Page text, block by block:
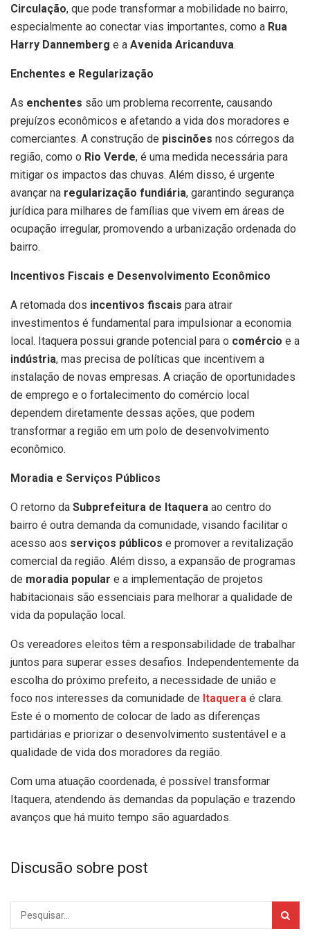
Circulação, que pode transformar a mobilidade no bairro,
especialmente ao conectar vias importantes, como a Rua
Harry Dannemberg e a Avenida Aricanduva.
Enchentes e Regularização
As enchentes são um problema recorrente, causando
prejuízos econômicos e afetando a vida dos moradores e
comerciantes. A construção de piscinões nos córregos da
região, como o Rio Verde, é uma medida necessária para
mitigar os impactos das chuvas. Além disso, é urgente
avançar na regularização fundiária, garantindo segurança
jurídica para milhares de famílias que vivem em áreas de
ocupação irregular, promovendo a urbanização ordenada do
bairro.
Incentivos Fiscais e Desenvolvimento Econômico
A retomada dos incentivos fiscais para atrair
investimentos é fundamental para impulsionar a economia
local. Itaquera possui grande potencial para o comércio e a
indústria, mas precisa de políticas que incentivem a
instalação de novas empresas. A criação de oportunidades
de emprego e o fortalecimento do comércio local
dependem diretamente dessas ações, que podem
transformar a região em um polo de desenvolvimento
econômico.
Moradia e Serviços Públicos
O retorno da Subprefeitura de Itaquera ao centro do
bairro é outra demanda da comunidade, visando facilitar o
acesso aos serviços públicos e promover a revitalização
comercial da região. Além disso, a expansão de programas
de moradia popular e a implementação de projetos
habitacionais são essenciais para melhorar a qualidade de
vida da população local.
Os vereadores eleitos têm a responsabilidade de trabalhar
juntos para superar esses desafios. Independentemente da
escolha do próximo prefeito, a necessidade de união e
foco nos interesses da comunidade de Itaquera é clara.
Este é o momento de colocar de lado as diferenças
partidárias e priorizar o desenvolvimento sustentável e a
qualidade de vida dos moradores da região.
Com uma atuação coordenada, é possível transformar
Itaquera, atendendo às demandas da população e trazendo
avanços que há muito tempo são aguardados.
Discusão sobre post